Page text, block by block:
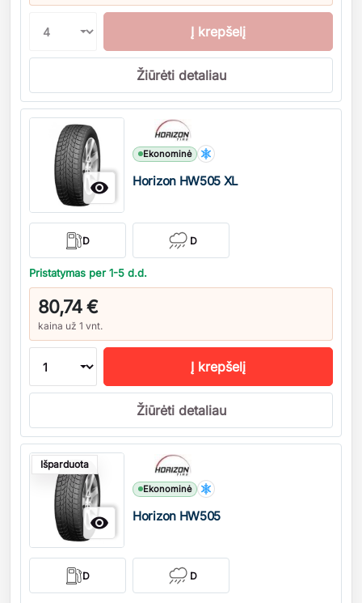
Į krepšelį
Žiūrėti detaliau

Ekonominė
Horizon HW505 XL
D D
Pristatymas per 1-5 d.d.
80,74 €
kaina už 1 vnt.
Kiekis
Į krepšelį
Žiūrėti detaliau
Išparduota

Ekonominė
Horizon HW505
D D
Kiekis